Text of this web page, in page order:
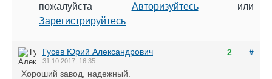
пожалуйста Авторизуйтесьили
Зарегистрируйтесь
2 #
Гусев Юрий Александрович
31.10.2017, 16:35
Хороший завод, надежный.